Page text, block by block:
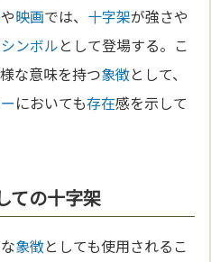
や映画では、 十字架が強さや
シンボルとして登場する。こ
な意味を持つ象徴として、
においても存在感を示して
ての十字架
象徴としても使用されるこ